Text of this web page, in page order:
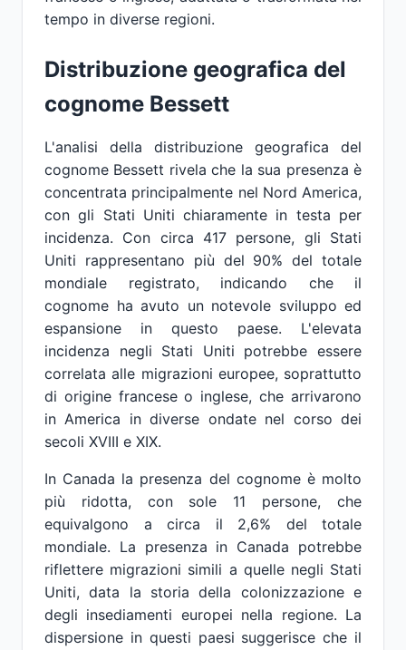
tempo in diverse regioni.
Distribuzione geografica del
cognome Bessett
L'analisi della distribuzione geografica del
cognome Bessett rivela che la sua presenza è
concentrata principalmente nel Nord America,
con gli Stati Uniti chiaramente in testa per
incidenza. Con circa 417 persone, gli Stati
Uniti rappresentano più del 90% del totale
mondiale registrato, indicando che il
cognome ha avuto un notevole sviluppo ed
espansione in questo paese. L'elevata
incidenza negli Stati Uniti potrebbe essere
correlata alle migrazioni europee, soprattutto
di origine francese o inglese, che arrivarono
in America in diverse ondate nel corso dei
secoli XVIII e XIX.
In Canada la presenza del cognome è molto
più ridotta, con sole 11 persone, che
equivalgono a circa il 2,6% del totale
mondiale. La presenza in Canada potrebbe
riflettere migrazioni simili a quelle negli Stati
Uniti, data la storia della colonizzazione e
degli insediamenti europei nella regione. La
dispersione in questi paesi suggerisce che il